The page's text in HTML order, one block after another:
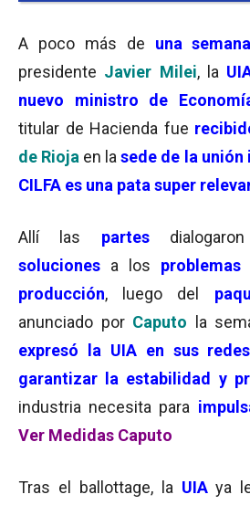
A poco más de una
presidente Javier Milei, la
nuevo ministro de
titular de Hacienda fue
de Rioja en lasede de la unión
CILFA es una pata super
Allí las partes
soluciones a los
producción, luego del
anunciado por Caputo la
expresó la UIA en sus redes
garantizar la estabilidad y
industria necesita para
Ver Medidas Caputo
Tras el ballottage, la UIAya le